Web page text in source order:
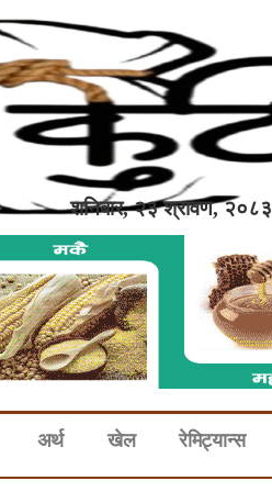
शनिबार, २३ श्रावण, २०८३
अर्थ खेल रेमिट्यान्स